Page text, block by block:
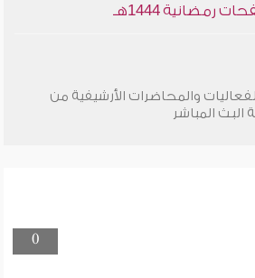
1444هـ
والمحاضرات الأرشيفية من
البث المباشر
0